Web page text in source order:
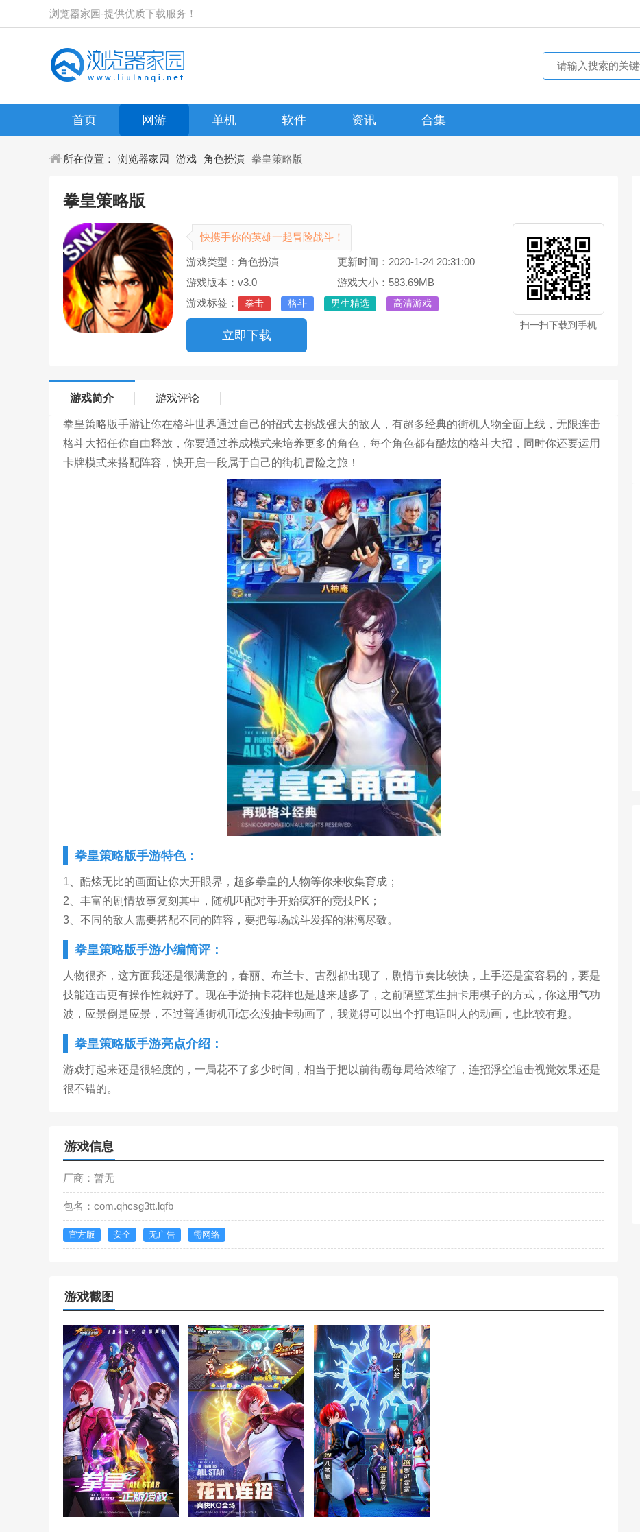
浏览器家园-提供优质下载服务！
首页 网游 单机 软件 资讯 合集
所在位置： 浏览器家园 游戏 角色扮演 拳皇策略版
拳皇策略版
快携手你的英雄一起冒险战斗！
游戏类型：角色扮演
更新时间：2020-1-24 20:31:00
游戏版本：v3.0
游戏大小：583.69MB
游戏标签：
拳击 格斗 男生精选 高清游戏
立即下载
扫一扫下载到手机
游戏简介 游戏评论
拳皇策略版手游让你在格斗世界通过自己的招式去挑战强大的敌人，有超多经典的街机人物全面上线，无限连击
格斗大招任你自由释放，你要通过养成模式来培养更多的角色，每个角色都有酷炫的格斗大招，同时你还要运用
卡牌模式来搭配阵容，快开启一段属于自己的街机冒险之旅！
拳皇策略版手游特色：
1、酷炫无比的画面让你大开眼界，超多拳皇的人物等你来收集育成；
2、丰富的剧情故事复刻其中，随机匹配对手开始疯狂的竞技PK；
3、不同的敌人需要搭配不同的阵容，要把每场战斗发挥的淋漓尽致。
拳皇策略版手游小编简评：
人物很齐，这方面我还是很满意的，春丽、布兰卡、古烈都出现了，剧情节奏比较快，上手还是蛮容易的，要是
技能连击更有操作性就好了。现在手游抽卡花样也是越来越多了，之前隔壁某生抽卡用棋子的方式，你这用气功
波，应景倒是应景，不过普通街机币怎么没抽卡动画了，我觉得可以出个打电话叫人的动画，也比较有趣。
拳皇策略版手游亮点介绍：
游戏打起来还是很轻度的，一局花不了多少时间，相当于把以前街霸每局给浓缩了，连招浮空追击视觉效果还是
很不错的。
游戏信息
厂商：暂无
包名：com.qhcsg3tt.lqfb
官方版 安全 无广告 需网络
游戏截图